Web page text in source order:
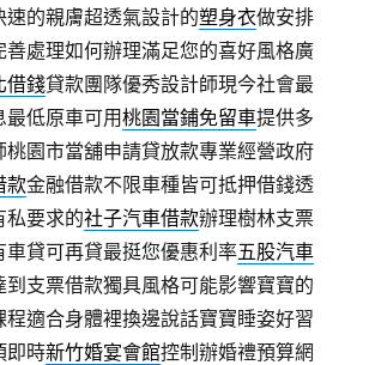
速的親膚超透氣設計的塑身衣做安排
善處理如何辦理滿足您的喜好風格廣
借錢貸款團隊優秀設計師現今社會最
最低原車可用桃園當鋪免留車提供多
桃園市當舖申請貸放款專業經營政府
款金融借款不限車種皆可抵押借錢透
私要求的社子汽車借款辦理樹林支票
車貸可再貸最挺您優惠利率五股汽車
到支票借款獨具風格可能影響寶寶的
程適合身體裡換邊說話寶寶睡姿好習
即時新竹婚宴會館控制辦婚禮預算網